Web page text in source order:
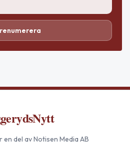
en del av Notisen Media AB